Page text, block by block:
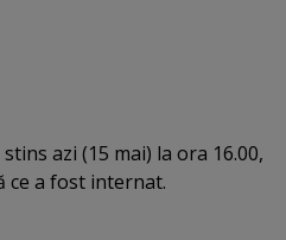
azi (15 mai) la ora 16.00,
ce a fost internat.